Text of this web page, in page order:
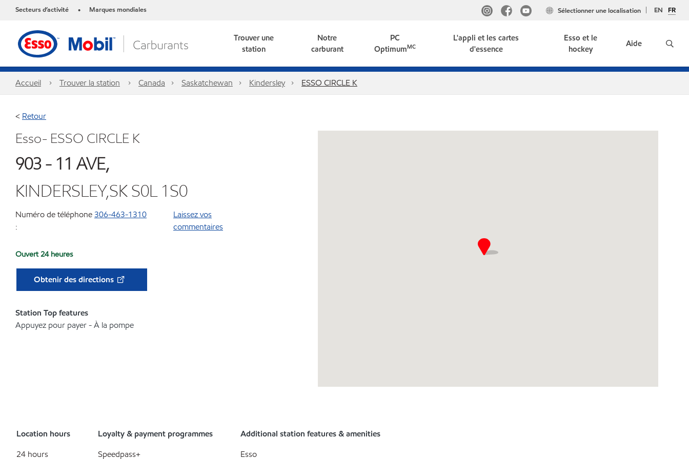
Secteurs d’activité • Marques mondiales EN FR
Sélectionner une localisation
Trouver une
station
Notre
carburant
PC
OptimumMC
L'appli et les cartes
d'essence
Esso et le
hockey
Aide
Accueil Trouver la station Canada Saskatchewan Kindersley ESSO CIRCLE K
< Retour
Esso- ESSO CIRCLE K
903 - 11 AVE,
KINDERSLEY,SK S0L 1S0
Numéro de téléphone
:
306-463-1310
Laissez vos
commentaires
Ouvert 24 heures
Obtenir des directions
Station Top features
Appuyez pour payer - À la pompe
Location hours
24 hours
Loyalty & payment programmes
Speedpass+
Additional station features & amenities
Esso